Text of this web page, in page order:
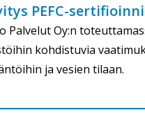
PEFC-
Palvelut Oy:n
kohdistuvia
ja vesien tilaan.